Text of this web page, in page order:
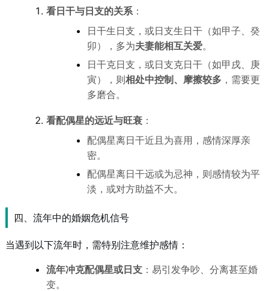
看日干与日支的关系：
日干生日支，或日支生日干（如甲子、癸
卯），多为夫妻能相互关爱。
日干克日支，或日支克日干（如甲戌、庚
寅），则相处中控制、摩擦较多 ，需要更
多磨合。
看配偶星的远近与旺衰：
配偶星离日干近且为喜用，感情深厚亲
密。
配偶星离日干远或为忌神，则感情较为平
淡，或对方助益不大。
四、流年中的婚姻危机信号
当遇到以下流年时，需特别注意维护感情：
流年冲克配偶星或日支：易引发争吵、分离甚至婚
变。